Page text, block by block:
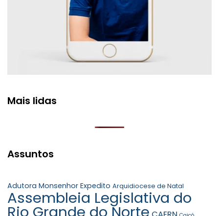
Mais lidas
Assuntos
Adutora Monsenhor Expedito Arquidiocese de Natal
Assembleia Legislativa do
Rio Grande do Norte